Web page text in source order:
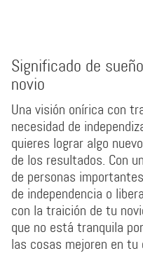
Significado de
novio
Una visión onírica con
necesidad de
quieres lograr algo
de los resultados. Con
de personas
de independencia o
con la traición de tu
que no está tranquila
las cosas mejoren en tu